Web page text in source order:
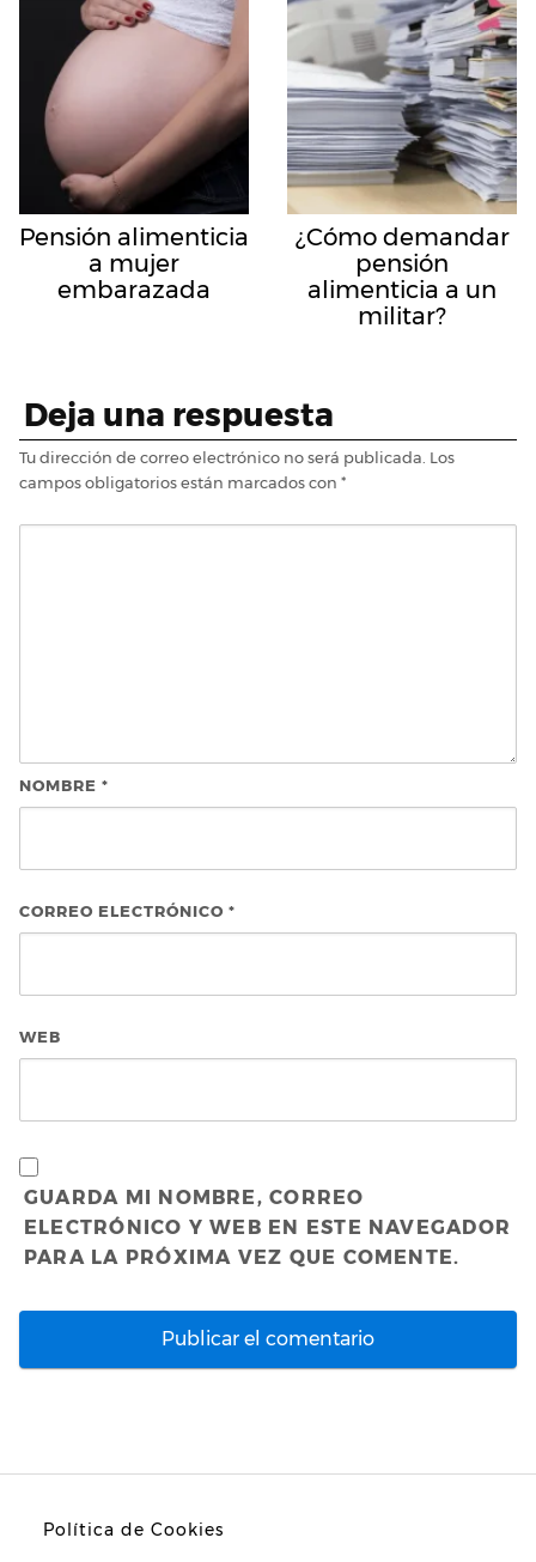
Pensión alimenticia
a mujer
embarazada
¿Cómo demandar
pensión
alimenticia a un
militar?
Deja una respuesta
Tu dirección de correo electrónico no será publicada. Los
campos obligatorios están marcados con *
NOMBRE *
CORREO ELECTRÓNICO *
WEB
GUARDA MI NOMBRE, CORREO
ELECTRÓNICO Y WEB EN ESTE NAVEGADOR
PARA LA PRÓXIMA VEZ QUE COMENTE.
Política de Cookies